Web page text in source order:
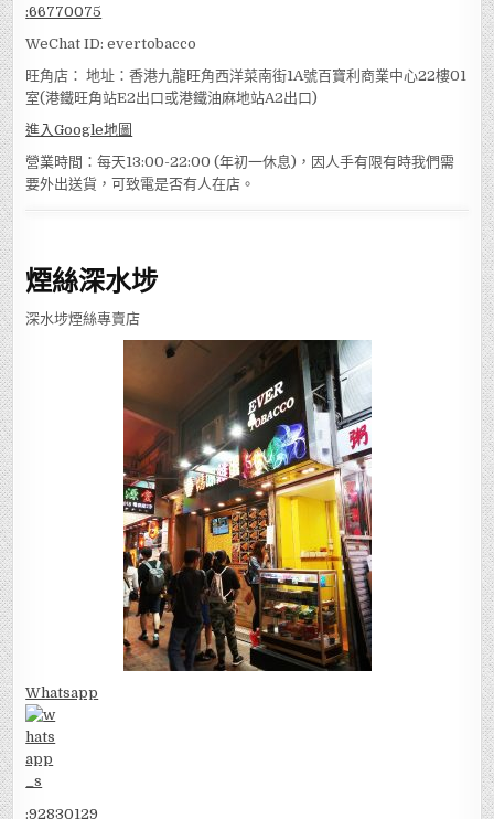
:66770075
WeChat ID: evertobacco
旺角店： 地址：香港九龍旺角西洋菜南街1A號百寶利商業中心22樓01
室(港鐵旺角站E2出口或港鐵油麻地站A2出口)
進入Google地圖
營業時間：每天13:00-22:00 (年初一休息)，因人手有限有時我們需
要外出送貨，可致電是否有人在店。
煙絲深水埗
深水埗煙絲專賣店
Whatsapp
:92830129